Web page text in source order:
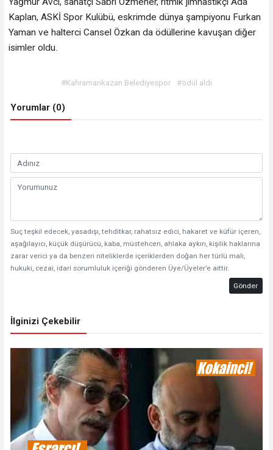
Kaplan, ASKİ Spor Kulübü, eskrimde dünya şampiyonu Furkan
Yaman ve halterci Cansel Özkan da ödüllerine kavuşan diğer
isimler oldu.
#Kahramankazan Belediyespor #ödül aldı
Yorumlar (0)
Suç teşkil edecek, yasadışı, tehditkar, rahatsız edici, hakaret ve küfür içeren,
aşağılayıcı, küçük düşürücü, kaba, müstehcen, ahlaka aykırı, kişilik haklarına
zarar verici ya da benzeri niteliklerde içeriklerden doğan her türlü mali,
hukuki, cezai, idari sorumluluk içeriği gönderen Üye/Üyeler’e aittir.
Gönder
İlginizi Çekebilir